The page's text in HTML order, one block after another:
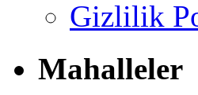
Gizlilik
Mahalleler